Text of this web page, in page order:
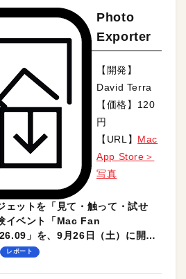
Photo
Exporter
【開発】
David Terra
【価格】120
円
【URL】 Mac
App Store＞
写真
ェットを「見て・触って・試せ
イベント「Mac Fan
」を、9月26日（土）に開催
レポート